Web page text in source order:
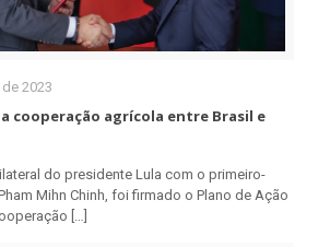
2023
cooperação agrícola entre Brasil e
do presidente Lula com o primeiro-
Mihn Chinh, foi firmado o Plano de Ação
[…]